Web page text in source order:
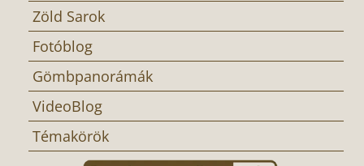
Zöld Sarok
Fotóblog
Gömbpanorámák
VideoBlog
Témakörök